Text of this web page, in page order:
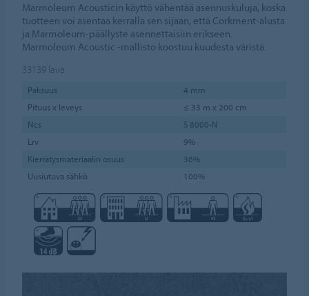
Marmoleum Acousticin käyttö vähentää asennuskuluja, koska
tuotteen voi asentaa kerralla sen sijaan, että Corkment-alusta
ja Marmoleum-päällyste asennettaisiin erikseen.
Marmoleum Acoustic -mallisto koostuu kuudesta väristä.
33139 lava
Paksuus
4 mm
Pituus x leveys
≤ 33 m x 200 cm
Ncs
S 8000-N
Lrv
9%
Kierrätysmateriaalin osuus
36%
Uusiutuva sähkö
100%